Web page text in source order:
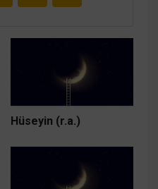
Hüseyin (r.a.)